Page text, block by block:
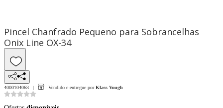
Pincel Chanfrado Pequeno para Sobrancelhas
Onix Line OX-34
4000104063 Vendido e entregue por Klass Vough